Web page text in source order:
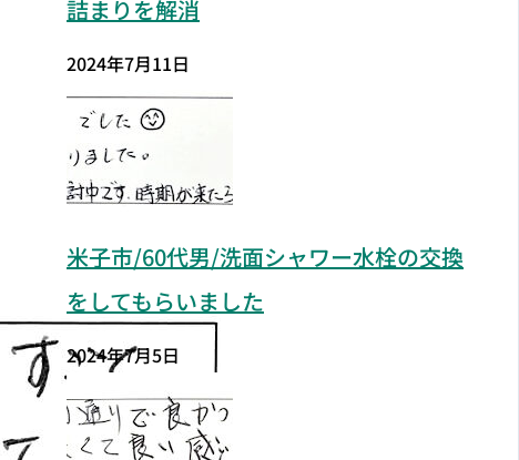
詰まりを解消
2024年7月11日
米子市/60代男/洗面シャワー水栓の交換
をしてもらいました
2024年7月5日